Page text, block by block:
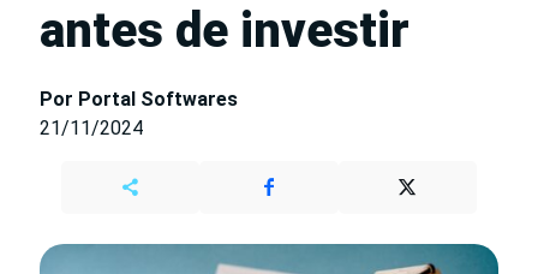
antes de investir
Por Portal Softwares
21/11/2024